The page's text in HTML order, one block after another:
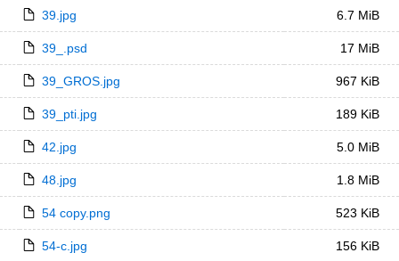
39.jpg 6.7 MiB
39_.psd 17 MiB
39_GROS.jpg 967 KiB
39_pti.jpg 189 KiB
42.jpg 5.0 MiB
48.jpg 1.8 MiB
54 copy.png 523 KiB
54-c.jpg 156 KiB